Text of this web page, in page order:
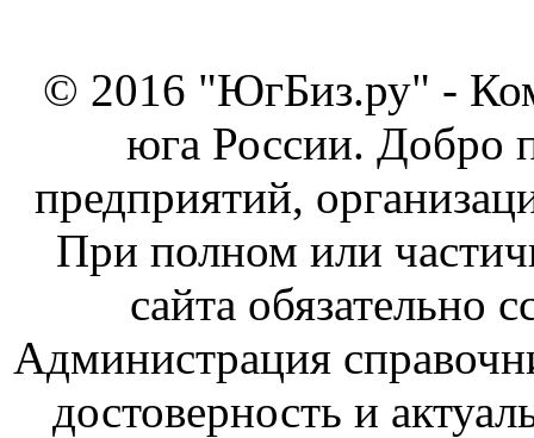
© 2016 "ЮгБиз.ру" -
юга России. Добро
предприятий,
При полном или
сайта обязательно
Администрация
достоверность и